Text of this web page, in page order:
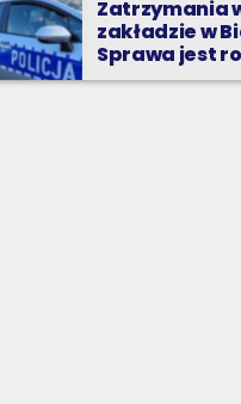
Zatrzymania
zakładzie w
Sprawa jest